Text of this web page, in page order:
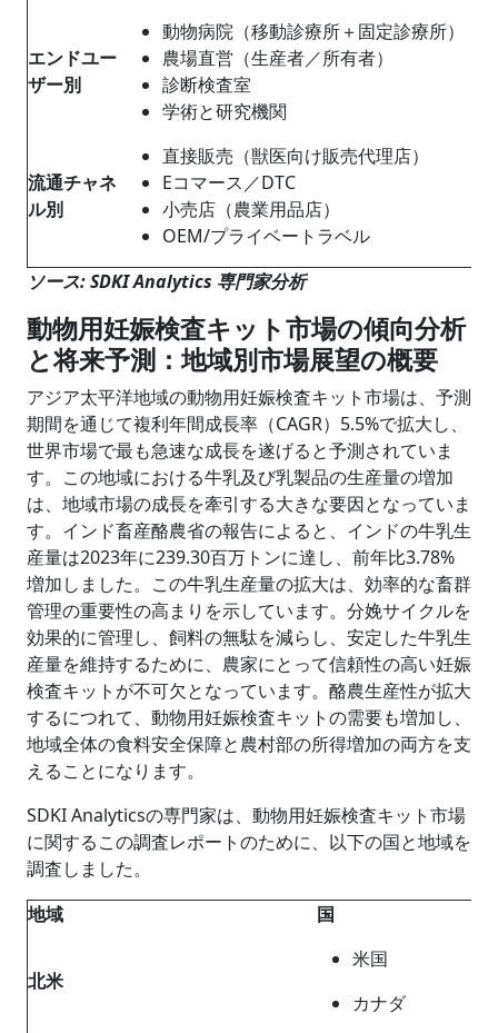
エンドユー
ザー別
動物病院（移動診療所＋固定診療所）
農場直営（生産者／所有者）
診断検査室
学術と研究機関
流通チャネ
ル別
直接販売（獣医向け販売代理店）
Eコマース／DTC
小売店（農業用品店）
OEM/プライベートラベル
ソース: SDKI Analytics 専門家分析
動物用妊娠検査キット市場の傾向分析
と将来予測：地域別市場展望の概要
アジア太平洋地域の動物用妊娠検査キット市場は、予測
期間を通じて複利年間成長率（CAGR）5.5%で拡大し、
世界市場で最も急速な成長を遂げると予測されていま
す。この地域における牛乳及び乳製品の生産量の増加
は、地域市場の成長を牽引する大きな要因となっていま
す。インド畜産酪農省の報告によると、インドの牛乳生
産量は2023年に239.30百万トンに達し、前年比3.78%
増加しました。この牛乳生産量の拡大は、効率的な畜群
管理の重要性の高まりを示しています。分娩サイクルを
効果的に管理し、飼料の無駄を減らし、安定した牛乳生
産量を維持するために、農家にとって信頼性の高い妊娠
検査キットが不可欠となっています。酪農生産性が拡大
するにつれて、動物用妊娠検査キットの需要も増加し、
地域全体の食料安全保障と農村部の所得増加の両方を支
えることになります。
SDKI Analyticsの専門家は、動物用妊娠検査キット市場
に関するこの調査レポートのために、以下の国と地域を
調査しました。
地域
国
北米
米国
カナダ